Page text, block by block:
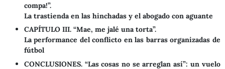
compa!”.
La trastienda en las hinchadas y el abogado con aguante
CAPÍTULO III. “Mae, me jalé una torta”.
La performance del conflicto en las barras organizadas de
fútbol
CONCLUSIONES. “Las cosas no se arreglan así”: un vuelo